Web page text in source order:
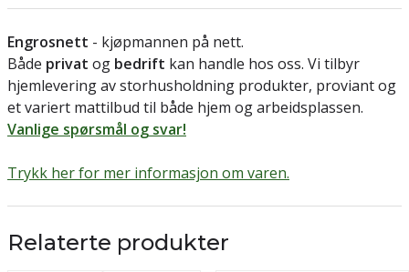
Engrosnett - kjøpmannen på nett.
Både privat og bedrift kan handle hos oss. Vi tilbyr
hjemlevering av storhusholdning produkter, proviant og
et variert mattilbud til både hjem og arbeidsplassen.
Vanlige spørsmål og svar!
Trykk her for mer informasjon om varen.
Relaterte produkter